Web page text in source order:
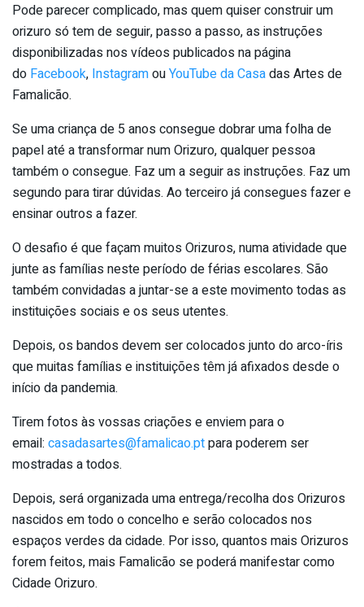
Pode parecer complicado, mas quem quiser construir um
orizuro só tem de seguir, passo a passo, as instruções
disponibilizadas nos vídeos publicados na página
do Facebook, InstagramouYouTube da Casadas Artes de
Famalicão.
Se uma criança de 5 anos consegue dobrar uma folha de
papel até a transformar num Orizuro, qualquer pessoa
também o consegue. Faz um a seguir as instruções. Faz um
segundo para tirar dúvidas. Ao terceiro já consegues fazer e
ensinar outros a fazer.
O desafio é que façam muitos Orizuros, numa atividade que
junte as famílias neste período de férias escolares. São
também convidadas a juntar-se a este movimento todas as
instituições sociais e os seus utentes.
Depois, os bandos devem ser colocados junto do arco-íris
que muitas famílias e instituições têm já afixados desde o
início da pandemia.
Tirem fotos às vossas criações e enviem para o
email: casadasartes@famalicao.ptpara poderem ser
mostradas a todos.
Depois, será organizada uma entrega/recolha dos Orizuros
nascidos em todo o concelho e serão colocados nos
espaços verdes da cidade. Por isso, quantos mais Orizuros
forem feitos, mais Famalicão se poderá manifestar como
Cidade Orizuro.